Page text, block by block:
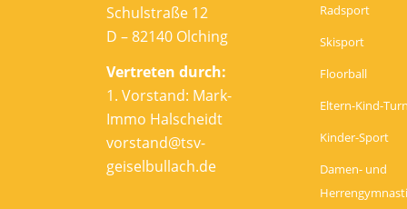
Schulstraße 12
D – 82140 Olching
Vertreten durch:
1. Vorstand: Mark-
Immo Halscheidt
vorstand@tsv-
geiselbullach.de
Radsport
Skisport
Floorball
Eltern-Kind-
Kinder-Sport
Damen- und